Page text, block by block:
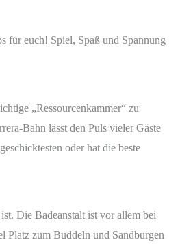
für euch! Spiel, Spaß und Spannung
„Ressourcenkammer“ zu
Bahn lässt den Puls vieler Gäste
oder hat die beste
Die Badeanstalt ist vor allem bei
Platz zum Buddeln und Sandburgen